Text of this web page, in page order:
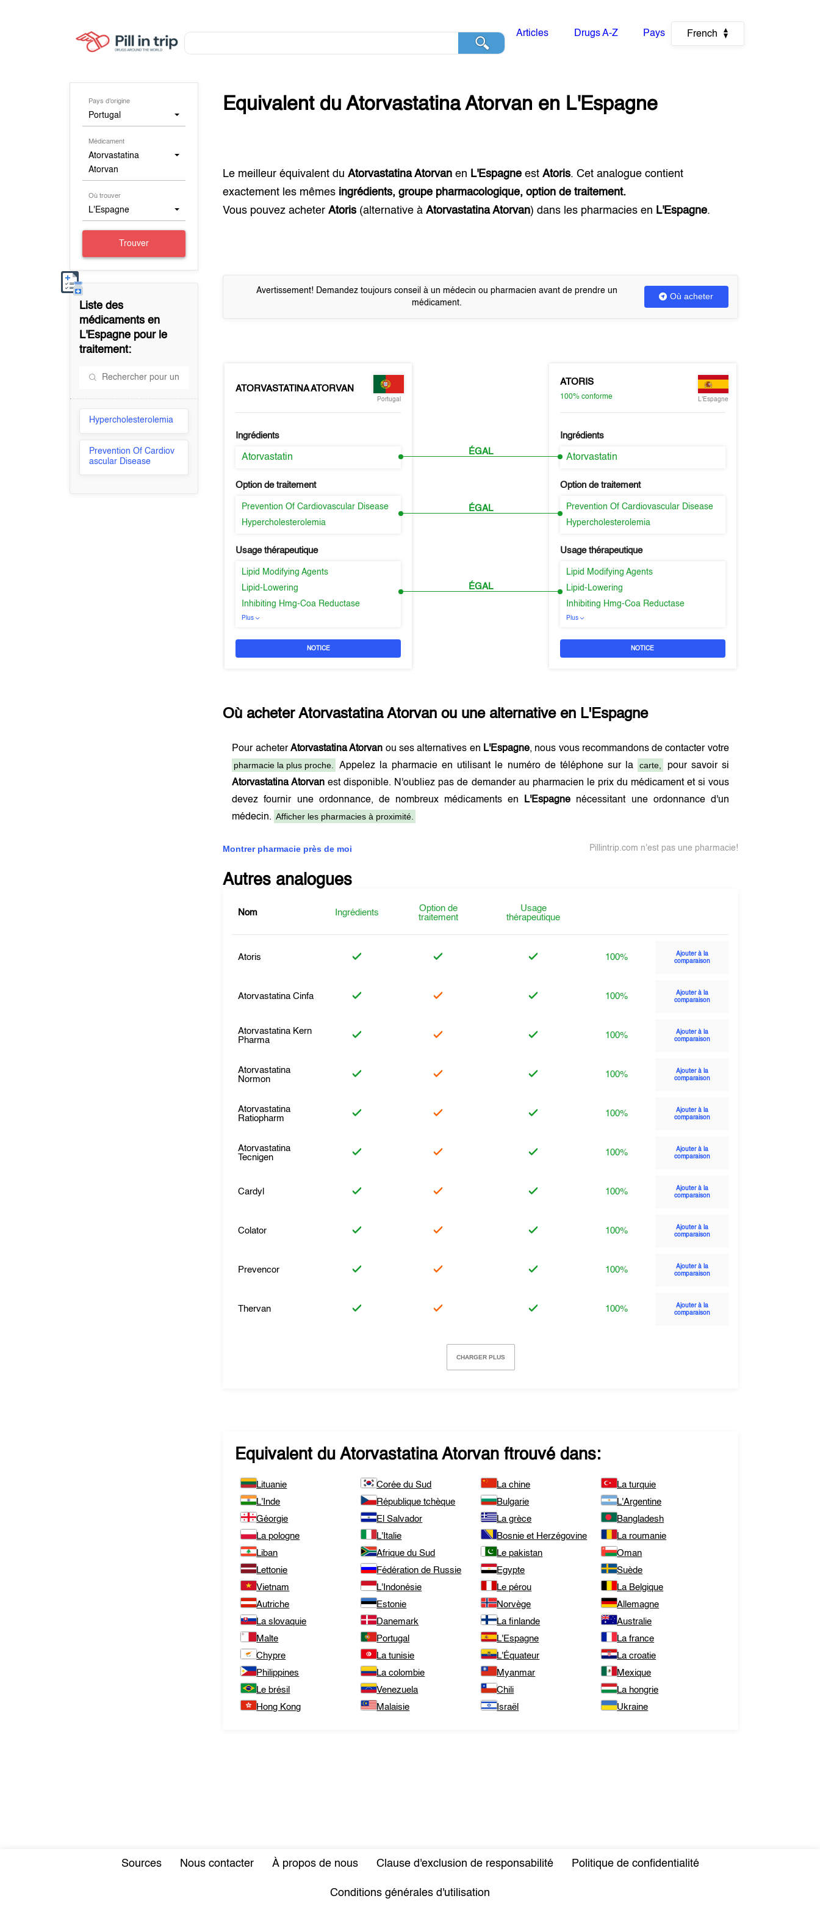
Articles Drugs A-Z Pays French
Pays d'origine
Portugal
Médicament
Atorvastatina
Atorvan
Où trouver
L'Espagne
Trouver
Liste des
médicaments en
L'Espagne pour le
traitement:
Hypercholesterolemia
Prevention Of Cardiov
ascular Disease
Equivalent duAtorvastatina Atorvan en L'Espagne
Le meilleur équivalent duAtorvastatina Atorvan en L'Espagne estAtoris. Cet analogue contient
exactement les mêmes ingrédients, groupe pharmacologique, option de traitement.
Vous pouvez acheterAtoris (alternative àAtorvastatina Atorvan) dans les pharmacies en L'Espagne.
Avertissement! Demandez toujours conseil à un médecin ou pharmacien avant de prendre un
médicament.
Où acheter
ATORVASTATINA ATORVAN
Portugal
Ingrédients
Atorvastatin
Option de traitement
Prevention Of Cardiovascular Disease
Hypercholesterolemia
Usage thérapeutique
Lipid Modifying Agents
Lipid-Lowering
Inhibiting Hmg-Coa Reductase
Plus
NOTICE
ÉGAL
ÉGAL
ÉGAL
ATORIS
100% conforme L'Espagne
Ingrédients
Atorvastatin
Option de traitement
Prevention Of Cardiovascular Disease
Hypercholesterolemia
Usage thérapeutique
Lipid Modifying Agents
Lipid-Lowering
Inhibiting Hmg-Coa Reductase
Plus
NOTICE
Où acheterAtorvastatina Atorvan ou une alternative en L'Espagne
Pour acheterAtorvastatina Atorvan ou ses alternatives en L'Espagne, nous vous recommandons de contacter votre
pharmacie la plus proche.
Appelez la pharmacie en utilisant le numéro de téléphone sur la carte,
pour savoir si
Atorvastatina Atorvan est disponible. N'oubliez pas de demander au pharmacien le prix du médicament et si vous
devez fournir une ordonnance, de nombreux médicaments en
L'Espagne nécessitant une ordonnance d'un
médecin. Afficher les pharmacies à proximité.
Montrer pharmacie près de moi Pillintrip.com n'est pas une pharmacie!
Autres analogues
Nom Ingrédients
Option de
traitement
Usage
thérapeutique
Atoris 100%
Ajouter à la
comparaison
Atorvastatina Cinfa 100%
Ajouter à la
comparaison
Atorvastatina Kern
Pharma
100%
Ajouter à la
comparaison
Atorvastatina
Normon
100%
Ajouter à la
comparaison
Atorvastatina
Ratiopharm
100%
Ajouter à la
comparaison
Atorvastatina
Tecnigen
100%
Ajouter à la
comparaison
Cardyl 100%
Ajouter à la
comparaison
Colator 100%
Ajouter à la
comparaison
Prevencor 100%
Ajouter à la
comparaison
Thervan 100%
Ajouter à la
comparaison
CHARGER PLUS
Equivalent duAtorvastatina Atorvan ftrouvé dans:
Lituanie Corée du Sud La chine
La turquie
L'Inde
République tchèque Bulgarie
L'Argentine
Géorgie
El Salvador La grèce
Bangladesh
La pologne
L'Italie Bosnie et Herzégovine
La roumanie
Liban
Afrique du Sud Le pakistan
Oman
Lettonie
Fédération de Russie Egypte
Suède
Vietnam
L'Indonésie Le pérou
La Belgique
Autriche
Estonie Norvège
Allemagne
La slovaquie
Danemark La finlande
Australie
Malte
Portugal L'Espagne
La france
Chypre
La tunisie L'Équateur
La croatie
Philippines
La colombie Myanmar
Mexique
Le brésil
Venezuela Chili
La hongrie
Hong Kong
Malaisie Israël Ukraine
Sources Nous contacter À propos de nous Clause d'exclusion de responsabilité Politique de confidentialité
Conditions générales d'utilisation